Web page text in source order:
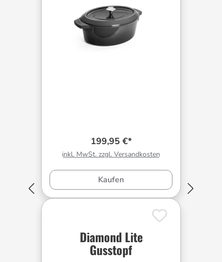
199,95 €*
inkl. MwSt. zzgl. Versandkosten
Kaufen
Diamond Lite
Gusstopf